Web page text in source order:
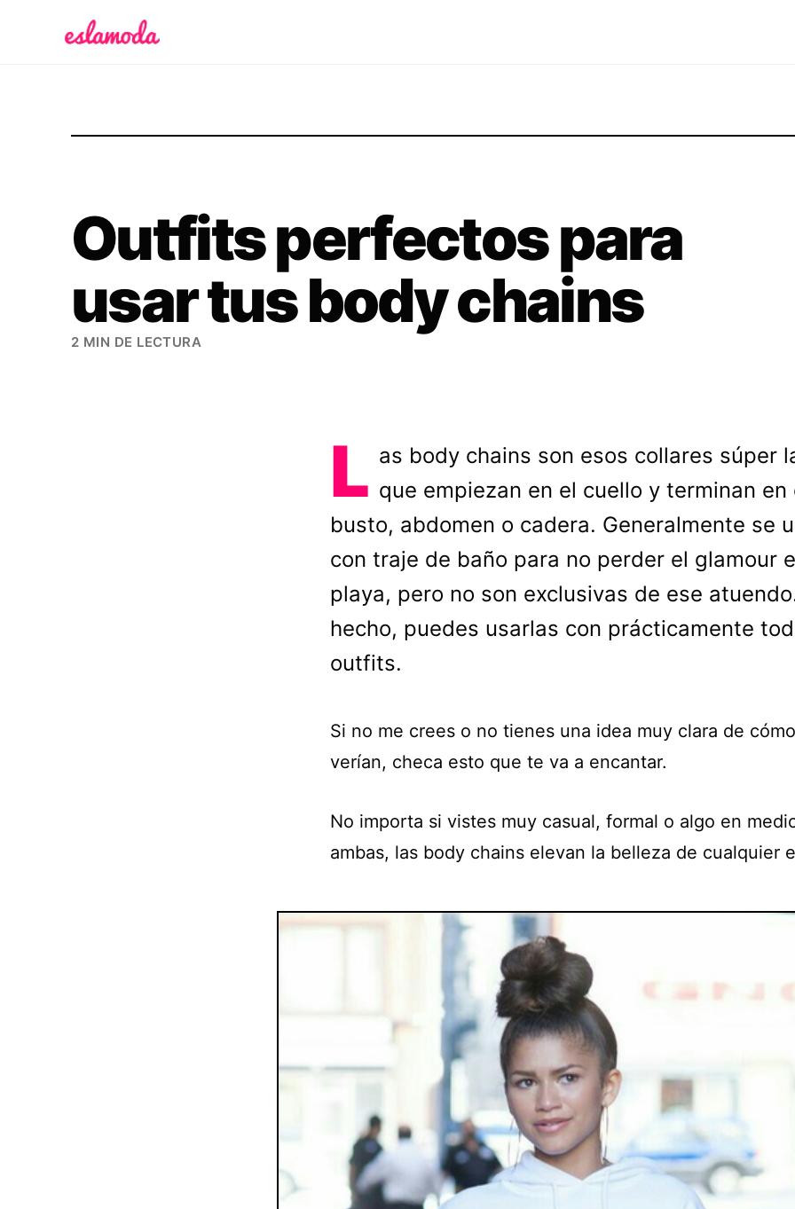
Outfits perfectos para
usar tus body chains
2 MIN DE LECTURA
L as body chains son esos collares súper
que empiezan en el cuello y terminan en
busto, abdomen o cadera. Generalmente se
con traje de baño para no perder el glamour
playa, pero no son exclusivas de ese
hecho, puedes usarlas con prácticamente
outfits.
Si no me crees o no tienes una idea muy clara de
verían, checa esto que te va a encantar.
No importa si vistes muy casual, formal o algo en
ambas, las body chains elevan la belleza de cualquier